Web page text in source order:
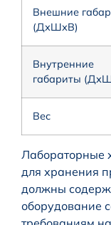
Внешние
(ДхШхВ)
Внутренние
габариты
Вес
Лабораторные
для хранения
должны
оборудование